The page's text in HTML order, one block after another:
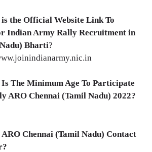
the Official Website Link To
Indian Army Rally Recruitment in
Bharti?
The Minimum Age To Participate
ARO Chennai (Tamil Nadu) 2022?
ARO Chennai (Tamil Nadu) Contact